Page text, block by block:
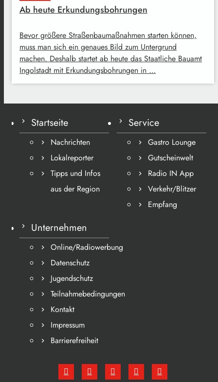
Ab heute Erkundungsbohrungen
Bevor größere Straßenbaumaßnahmen starten können,
muss man sich ein genaues Bild zum Untergrund
machen. Deshalb startet ab heute das Staatliche Bauamt
Ingolstadt mit Erkundungsbohrungen in …
Startseite
Nachrichten
Lokalreporter
Tipps und Infos
aus der Region
Service
Gastro Lounge
Gutscheinwelt
Radio IN App
Verkehr/Blitzer
Empfang
Unternehmen
Online/Radiowerbung
Datenschutz
Jugendschutz
Teilnahmebedingungen
Kontakt
Impressum
Barrierefreiheit